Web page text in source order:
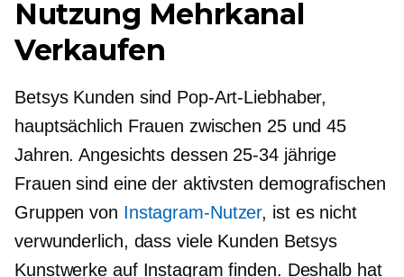
Nutzung Mehrkanal
Verkaufen
Betsys Kunden sind Pop-Art-Liebhaber,
hauptsächlich Frauen zwischen 25 und 45
Jahren. Angesichts dessen 25-34jährige
Frauen sind eine der aktivsten demografischen
Gruppen von Instagram-Nutzer, ist es nicht
verwunderlich, dass viele Kunden Betsys
Kunstwerke auf Instagram finden. Deshalb hat